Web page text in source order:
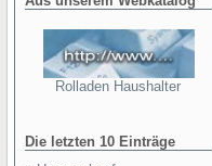
Rolladen Haushalter
Die letzten 10 Einträge